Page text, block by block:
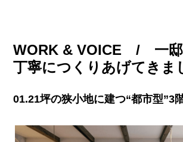
WORK & VOICE / 一邸
丁寧につくりあげてきま
01.21坪の狭小地に建つ“都市型”3